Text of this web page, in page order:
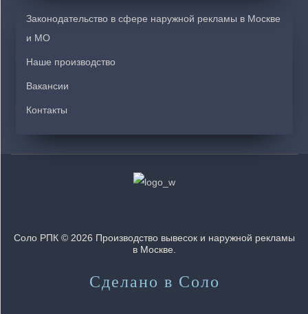
Законодательство в сфере наружной рекламы в Москве
и МО
Наше производство
Вакансии
Контакты
Соло РПК © 2026 Производство вывесок и наружной рекламы
в Москве.
Сделано в Соло